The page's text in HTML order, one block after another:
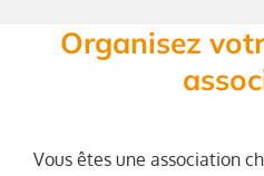
Organisez
Vous êtes une association